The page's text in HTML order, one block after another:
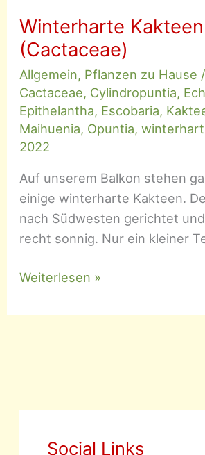
Winterharte Kakteen
(Cactaceae)
Allgemein, Pflanzen zu Hause /
Cactaceae, Cylindropuntia,
Epithelantha, Escobaria,
Maihuenia, Opuntia,winterhart
2022
Auf unserem Balkon stehen
einige winterharte Kakteen.
nach Südwesten gerichtet
recht sonnig. Nur ein kleiner
Winterharte
(Cactaceae)
Weiterlesen »
Social Links